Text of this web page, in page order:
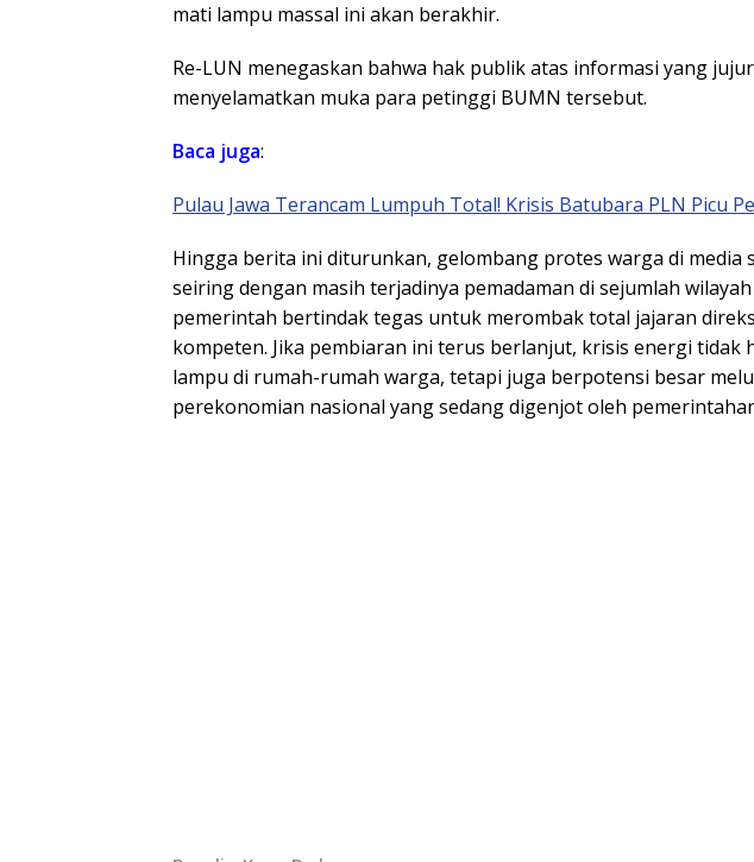
mati lampu massal ini akan berakhir.
Re-LUN menegaskan bahwa hak publik atas informasi yang
menyelamatkan muka para petinggi BUMN tersebut.
Baca juga:
Pulau Jawa Terancam Lumpuh Total! Krisis Batubara PLN Picu
​Hingga berita ini diturunkan, gelombang protes warga di media
seiring dengan masih terjadinya pemadaman di sejumlah
pemerintah bertindak tegas untuk merombak total jajaran
kompeten. Jika pembiaran ini terus berlanjut, krisis energi tidak
lampu di rumah-rumah warga, tetapi juga berpotensi besar
perekonomian nasional yang sedang digenjot oleh